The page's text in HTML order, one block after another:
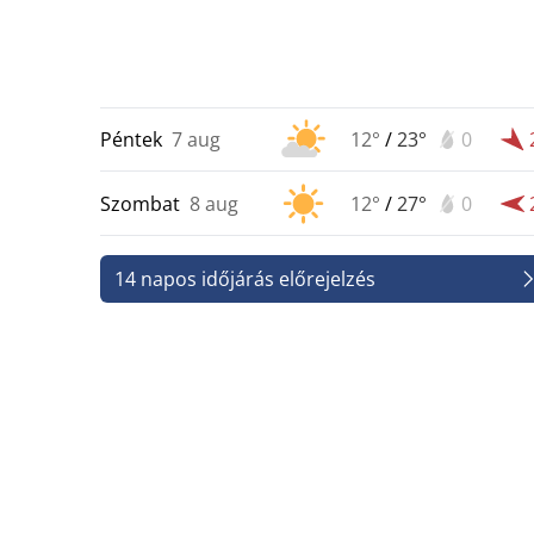
Péntek 7 aug 12° /23° 0
Szombat 8 aug 12° /27° 0
14 napos időjárás előrejelzés